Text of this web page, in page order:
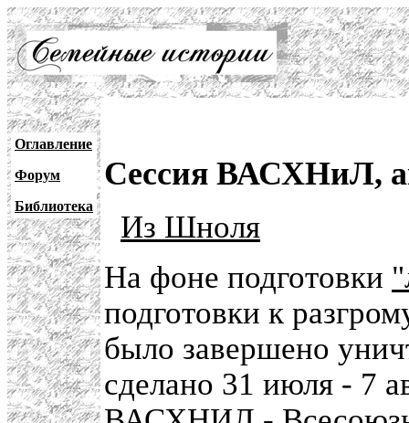
Оглавление
Форум
Библиотека
Сессия ВАСХНиЛ,
Из Шноля
На фоне подготовки
подготовки к
было завершено
сделано 31 июля - 7